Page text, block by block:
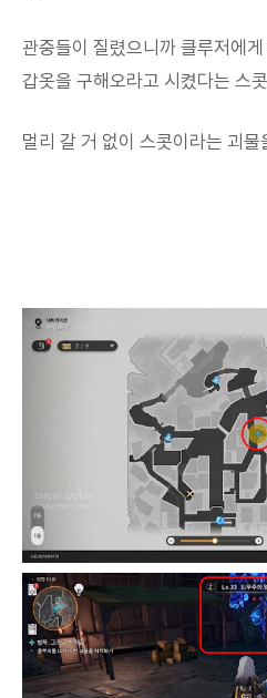
관중들이 질렸으니까 클루저에
갑옷을 구해오라고 시켰다는 스
멀리 갈 거 없이 스콧이라는 괴